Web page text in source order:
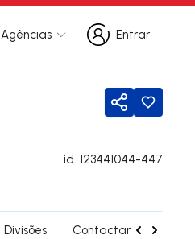
Agências
Entrar
Entrar
Partilhar
id. 123441044-447
Divisões Contactar agente